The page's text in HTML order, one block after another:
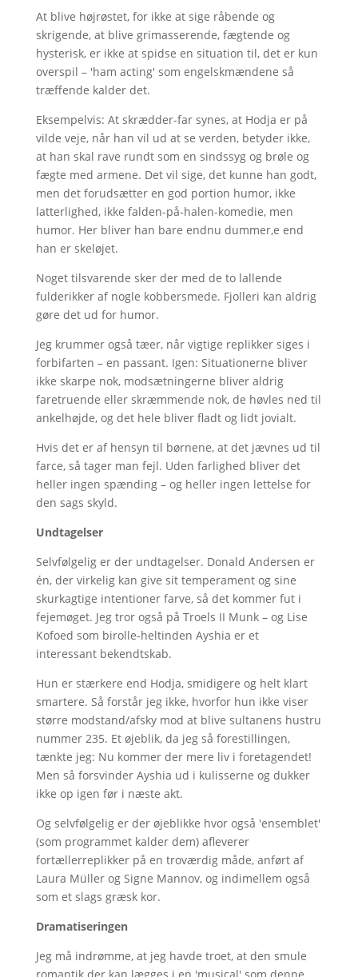
At blive højrøstet, for ikke at sige råbende og
skrigende, at blive grimasserende, fægtende og
hysterisk, er ikke at spidse en situation til, det er kun
overspil – 'ham acting' som engelskmændene så
træffende kalder det.
Eksempelvis: At skrædder-far synes, at Hodja er på
vilde veje, når han vil ud at se verden, betyder ikke,
at han skal rave rundt som en sindssyg og brøle og
fægte med armene. Det vil sige, det kunne han godt,
men det forudsætter en god portion humor, ikke
latterlighed, ikke falden-på-halen-komedie, men
humor. Her bliver han bare endnu dummer,e end
han er skeløjet.
Noget tilsvarende sker der med de to lallende
fulderikker af nogle kobbersmede. Fjolleri kan aldrig
gøre det ud for humor.
Jeg krummer også tæer, når vigtige replikker siges i
forbifarten – en passant. Igen: Situationerne bliver
ikke skarpe nok, modsætningerne bliver aldrig
faretruende eller skræmmende nok, de høvles ned til
ankelhøjde, og det hele bliver fladt og lidt jovialt.
Hvis det er af hensyn til børnene, at det jævnes ud til
farce, så tager man fejl. Uden farlighed bliver det
heller ingen spænding – og heller ingen lettelse for
den sags skyld.
Undtagelser
Selvfølgelig er der undtagelser. Donald Andersen er
én, der virkelig kan give sit temperament og sine
skurkagtige intentioner farve, så det kommer fut i
fejemøget. Jeg tror også på Troels II Munk – og Lise
Kofoed som birolle-heltinden Ayshia er et
interessant bekendtskab.
Hun er stærkere end Hodja, smidigere og helt klart
smartere. Så forstår jeg ikke, hvorfor hun ikke viser
større modstand/afsky mod at blive sultanens hustru
nummer 235. Et øjeblik, da jeg så forestillingen,
tænkte jeg: Nu kommer der mere liv i foretagendet!
Men så forsvinder Ayshia ud i kulisserne og dukker
ikke op igen før i næste akt.
Og selvfølgelig er der øjeblikke hvor også 'ensemblet'
(som programmet kalder dem) afleverer
fortællerreplikker på en troværdig måde, anført af
Laura Müller og Signe Mannov, og indimellem også
som et slags græsk kor.
Dramatiseringen
Jeg må indrømme, at jeg havde troet, at den smule